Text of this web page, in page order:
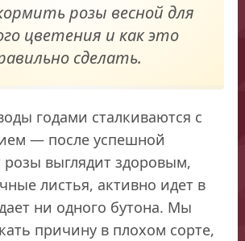
розы весной для
цветения и как это
сделать.
годами сталкиваются с
— после успешной
розы выглядит здоровым,
листья, активно идет в
ни одного бутона. Мы
причину в плохом сорте,